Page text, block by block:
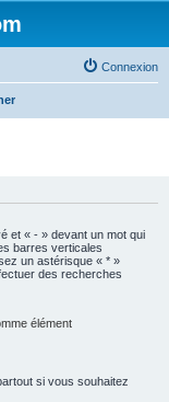
Connexion
et « - » devant un mot qui
barres verticales
un astérisque « * »
des recherches
élément
si vous souhaitez